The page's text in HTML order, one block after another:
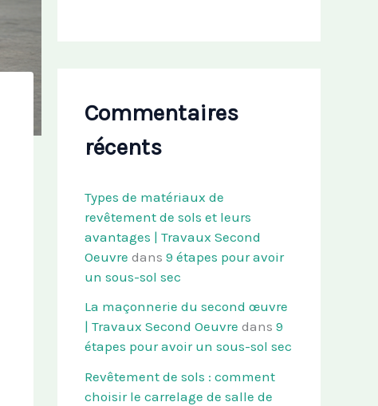
Commentaires
récents
Types de matériaux de
revêtement de sols et leurs
avantages | Travaux Second
Oeuvre dans 9 étapes pour avoir
un sous-sol sec
La maçonnerie du second œuvre
| Travaux Second Oeuvre dans 9
étapes pour avoir un sous-sol sec
Revêtement de sols : comment
choisir le carrelage de salle de